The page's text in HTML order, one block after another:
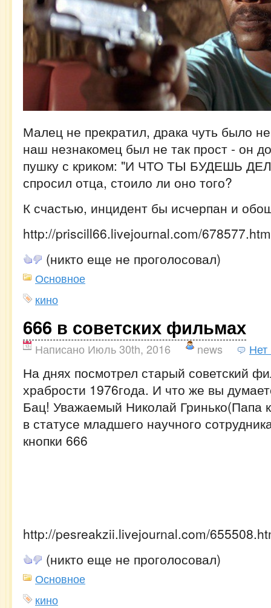
Малец не прекратил, драка чуть было
наш незнакомец был не так прост - он
пушку с криком: "И ЧТО ТЫ БУДЕШЬ
спросил отца, стоило ли оно того?
К счастью, инцидент бы исчерпан и
http://priscill66.livejournal.com/
(никто еще не проголосовал)
Основное
кино
666 в советских фильмах
Написано Июль 30th, 2016 news Нет
На днях посмотрел старый советский
храбрости 1976года. И что же вы
Бац! Уважаемый Николай Гринько(Папа
в статусе младшего научного
кнопки 666
http://pesreakzii.livejournal.com/
(никто еще не проголосовал)
Основное
кино